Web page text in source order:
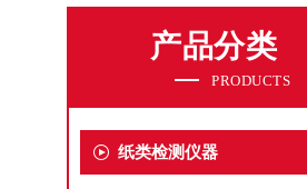
产品分类
PRODUCTS
纸类检测仪器